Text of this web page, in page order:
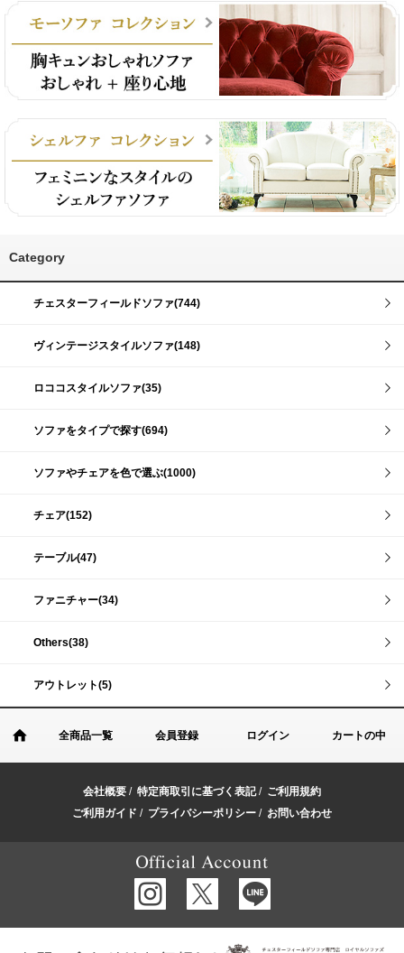
Category
チェスターフィールドソファ(744)
ヴィンテージスタイルソファ(148)
ロココスタイルソファ(35)
ソファをタイプで探す(694)
ソファやチェアを色で選ぶ(1000)
チェア(152)
テーブル(47)
ファニチャー(34)
Others(38)
アウトレット(5)
全商品一覧 会員登録 ログイン カートの中
会社概要 / 特定商取引に基づく表記/ ご利用規約
ご利用ガイド / プライバシーポリシー / お問い合わせ